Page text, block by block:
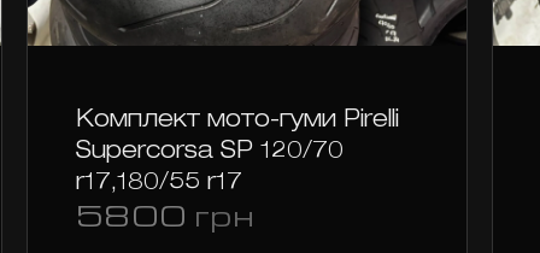
Комплект мото-гуми Pirelli
Supercorsa SP 120/70
r17,180/55 r17
5800 грн